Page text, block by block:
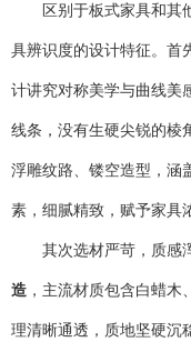
区别于板式家具和其
具辨识度的设计特征。首
计讲究对称美学与曲线美
线条，没有生硬尖锐的棱
浮雕纹路、镂空造型，涵
素，细腻精致，赋予家具
其次选材严苛，质感
造 ，主流材质包含白蜡
理清晰通透，质地坚硬沉